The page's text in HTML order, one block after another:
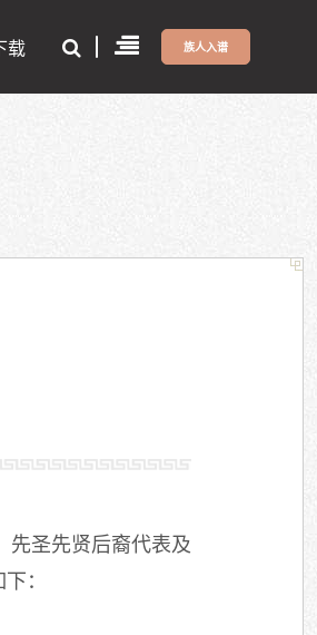
载 族人入谱
先圣先贤后裔代表及
：